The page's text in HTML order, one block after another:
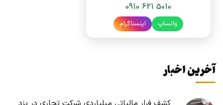
0910 621 5010
واتساپ اینستاگرام
آخرین اخبار